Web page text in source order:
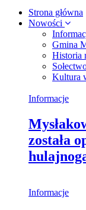
Strona główna
Nowości
Gmina
Historia
Kultura
Informacje
została
Informacje